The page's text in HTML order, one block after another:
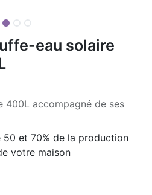
eau solaire
400L accompagné de ses
50 et 70% de la production
votre maison